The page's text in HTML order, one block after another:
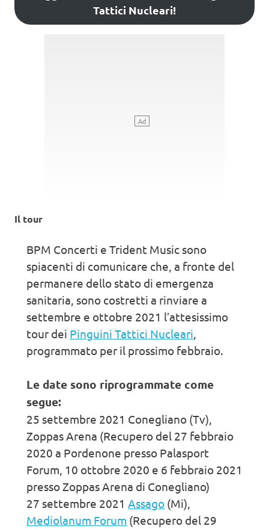
Tattici Nucleari!
Il tour
BPM Concerti e Trident Music sono
spiacenti di comunicare che, a fronte del
permanere dello stato di emergenza
sanitaria, sono costretti a rinviare a
settembre e ottobre 2021 l’attesissimo
tour dei Pinguini Tattici Nucleari,
programmato per il prossimo febbraio.
Le date sono riprogrammate come
segue:
25 settembre 2021 Conegliano (Tv),
Zoppas Arena (Recupero del 27 febbraio
2020 a Pordenone presso Palasport
Forum, 10 ottobre 2020 e 6 febbraio 2021
presso Zoppas Arena di Conegliano)
27 settembre 2021 Assago (Mi),
Mediolanum Forum (Recupero del 29